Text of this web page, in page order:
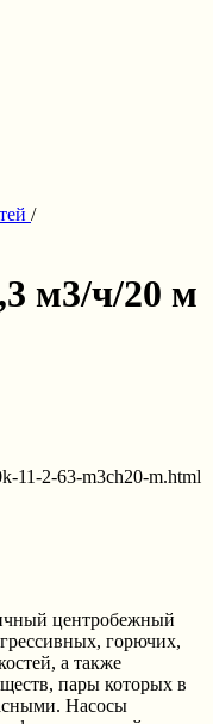
/
м3/ч/20 м
центробежный
горючих,
а также
пары которых в
Насосы